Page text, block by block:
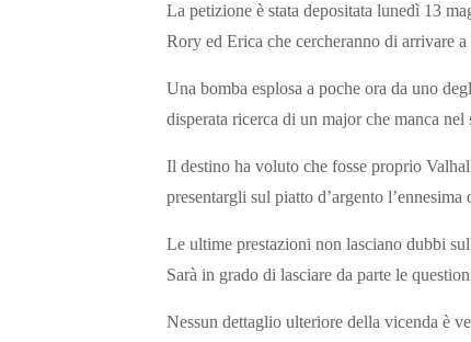
La petizione è stata depositata lunedì 13
Rory ed Erica che cercheranno di arrivare
Una bomba esplosa a poche ora da uno
disperata ricerca di un major che manca
Il destino ha voluto che fosse proprio
presentargli sul piatto d’argento l’ennesima
Le ultime prestazioni non lasciano dubbi
Sarà in grado di lasciare da parte le
Nessun dettaglio ulteriore della vicenda è